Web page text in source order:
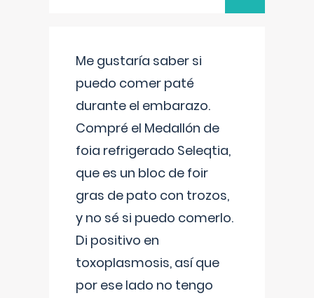
Me gustaría saber si
puedo comer paté
durante el embarazo.
Compré el Medallón de
foia refrigerado Seleqtia,
que es un bloc de foir
gras de pato con trozos,
y no sé si puedo comerlo.
Di positivo en
toxoplasmosis, así que
por ese lado no tengo